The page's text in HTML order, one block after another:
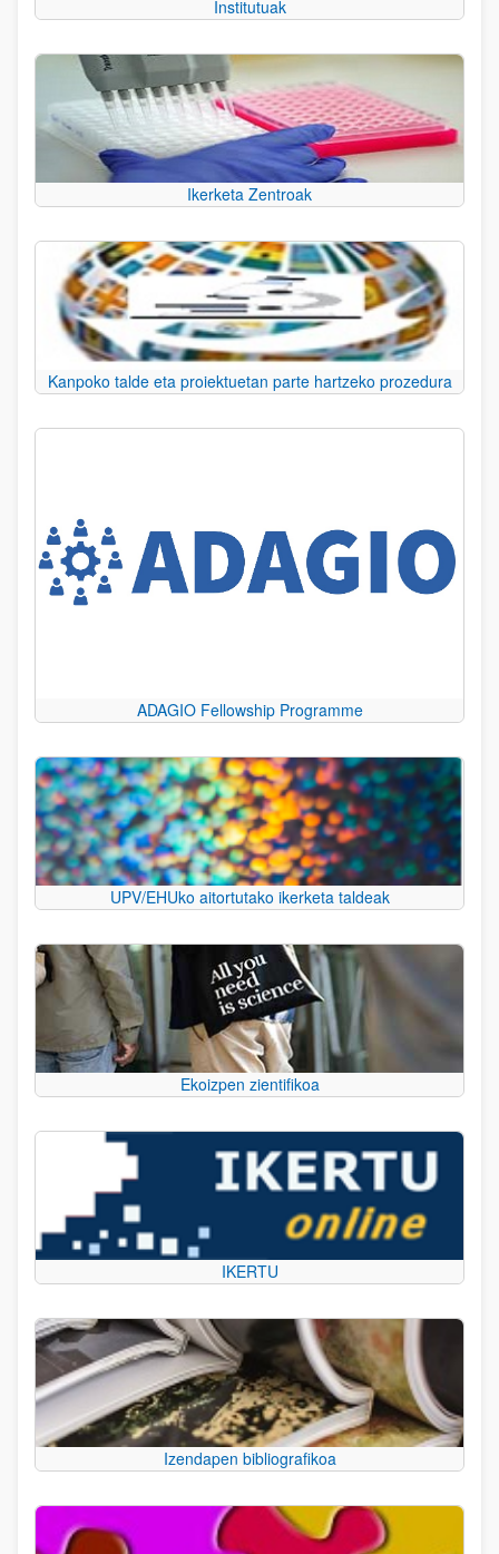
Institutuak
Ikerketa Zentroak
Kanpoko talde eta proiektuetan parte hartzeko prozedura
ADAGIO Fellowship Programme
UPV/EHUko aitortutako ikerketa taldeak
Ekoizpen zientifikoa
IKERTU
Izendapen bibliografikoa